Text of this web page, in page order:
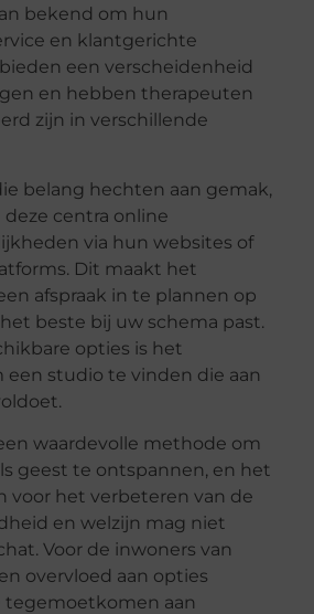
bekend om hun
en klantgerichte
een verscheidenheid
en hebben therapeuten
zijn in verschillende
belang hechten aan gemak,
deze centra online
via hun websites of
Dit maakt het
afspraak in te plannen op
beste bij uw schema past.
opties is het
een studio te vinden die aan
waardevolle methode om
geest te ontspannen, en het
voor het verbeteren van de
en welzijn mag niet
Voor de inwoners van
overvloed aan opties
tegemoetkomen aan